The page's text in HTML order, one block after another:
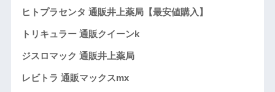
ヒトプラセンタ 通販井上薬局【最安値購入】
トリキュラー 通販クイーンk
ジスロマック 通販井上薬局
レビトラ 通販マックスmx